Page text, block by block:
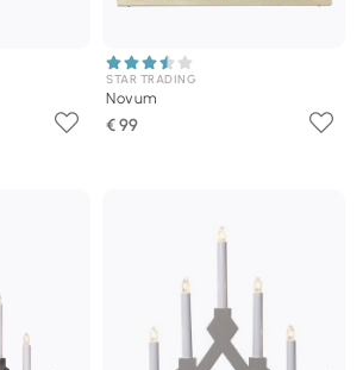
STAR TRADING
Novum
€ 99